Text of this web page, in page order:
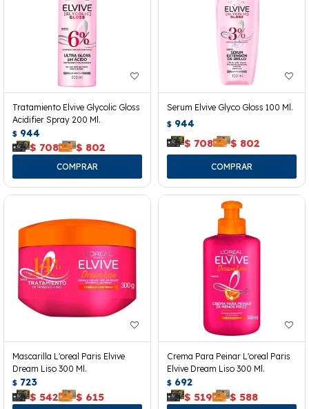
Tratamiento Elvive Glycolic Gloss
Acidifier Spray 200 Ml.
$ 944
$ 708 $ 802
Serum Elvive Glyco Gloss 100 Ml.
$ 944
$ 708 $ 802
Mascarilla L'oreal Paris Elvive
Dream Liso 300 Ml.
$ 723
$ 542 $ 615
Crema Para Peinar L'oreal Paris
Elvive Dream Liso 300 Ml.
$ 692
$ 519 $ 588